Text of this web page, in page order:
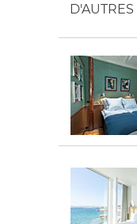
D'AUTRES